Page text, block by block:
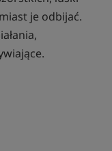
je odbijać.